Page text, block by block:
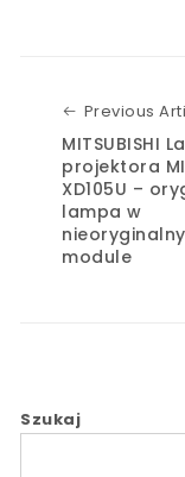
Previous
MITSUBISHI
projektora
XD105U –
lampa w
module
Szukaj